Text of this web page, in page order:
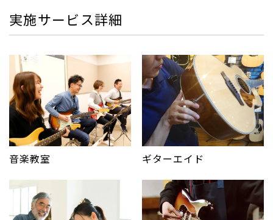
実施サービス詳細
音楽教室 ギターエイド